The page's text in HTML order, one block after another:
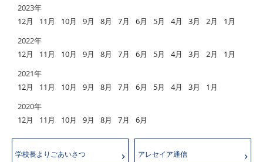
2023年
12月
11月 10月 9月 8月 7月 6月 5月 4月 3月 2月
1月
2022年
12月
11月 10月 9月 8月 7月 6月 5月 4月 3月 2月
1月
2021年
12月
11月 10月 9月 8月 7月 6月 5月 4月 3月
1月
2020年
12月
11月 10月 9月 8月 7月 6月
学校長よりごあいさつ アレセイア通信